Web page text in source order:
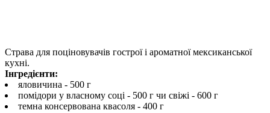
Страва для поціновувачів гострої і ароматної мексиканської
кухні.
Інгредієнти:
яловичина - 500 г
помідори у власному соці - 500 г чи свіжі - 600 г
темна консервована квасоля - 400 г